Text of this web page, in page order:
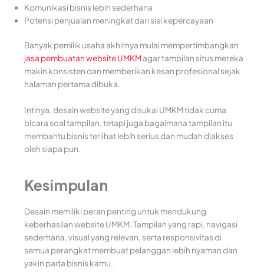
Komunikasi bisnis lebih sederhana
Potensi penjualan meningkat dari sisi kepercayaan
Banyak pemilik usaha akhirnya mulai mempertimbangkan
jasa pembuatan website UMKMagar tampilan situs mereka
makin konsisten dan memberikan kesan profesional sejak
halaman pertama dibuka.
Intinya, desain website yang disukai UMKM tidak cuma
bicara soal tampilan, tetapi juga bagaimana tampilan itu
membantu bisnis terlihat lebih serius dan mudah diakses
oleh siapa pun.
Kesimpulan
Desain memiliki peran penting untuk mendukung
keberhasilan website UMKM. Tampilan yang rapi, navigasi
sederhana, visual yang relevan, serta responsivitas di
semua perangkat membuat pelanggan lebih nyaman dan
yakin pada bisnis kamu.